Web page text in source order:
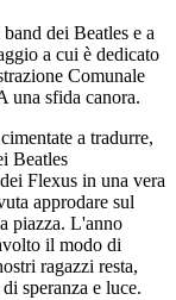
dei Beatles e a
a cui è dedicato
Comunale
una sfida canora.
a tradurre,
Beatles
Flexus in una vera
approdare sul
piazza. L'anno
il modo di
ragazzi resta,
speranza e luce.